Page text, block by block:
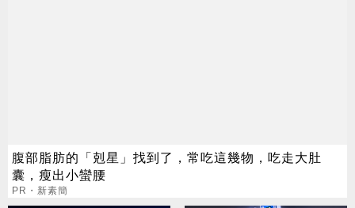
腹部脂肪的「剋星」找到了，常吃這幾物，吃走大肚
囊，瘦出小蠻腰
PR・新素簡